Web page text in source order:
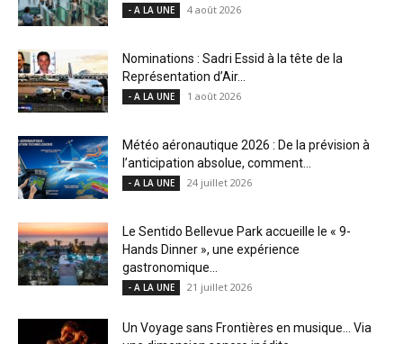
- A LA UNE 4 août 2026
Nominations : Sadri Essid à la tête de la
Représentation d’Air...
- A LA UNE 1 août 2026
Météo aéronautique 2026 : De la prévision à
l’anticipation absolue, comment...
- A LA UNE 24 juillet 2026
Le Sentido Bellevue Park accueille le « 9-
Hands Dinner », une expérience
gastronomique...
- A LA UNE 21 juillet 2026
Un Voyage sans Frontières en musique… Via